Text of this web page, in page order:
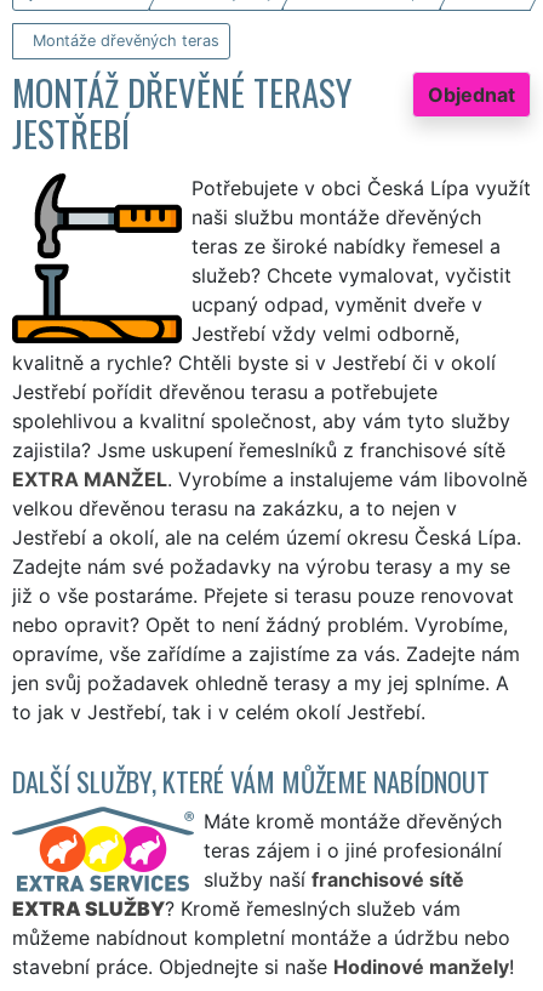
Montáže dřevěných teras
Objednat
MONTÁŽ DŘEVĚNÉ TERASY
JESTŘEBÍ
Potřebujete v obci Česká Lípa využít
naši službu montáže dřevěných
teras ze široké nabídky řemesel a
služeb? Chcete vymalovat, vyčistit
ucpaný odpad, vyměnit dveře v
Jestřebí vždy velmi odborně,
kvalitně a rychle? Chtěli byste si v Jestřebí či v okolí
Jestřebí pořídit dřevěnou terasu a potřebujete
spolehlivou a kvalitní společnost, aby vám tyto služby
zajistila? Jsme uskupení řemeslníků z franchisové sítě
EXTRA MANŽEL. Vyrobíme a instalujeme vám libovolně
velkou dřevěnou terasu na zakázku, a to nejen v
Jestřebí a okolí, ale na celém území okresu Česká Lípa.
Zadejte nám své požadavky na výrobu terasy a my se
již o vše postaráme. Přejete si terasu pouze renovovat
nebo opravit? Opět to není žádný problém. Vyrobíme,
opravíme, vše zařídíme a zajistíme za vás. Zadejte nám
jen svůj požadavek ohledně terasy a my jej splníme. A
to jak v Jestřebí, tak i v celém okolí Jestřebí.
DALŠÍ SLUŽBY, KTERÉ VÁM MŮŽEME NABÍDNOUT
Máte kromě montáže dřevěných
teras zájem i o jiné profesionální
služby naší franchisové sítě
EXTRA SLUŽBY? Kromě řemeslných služeb vám
můžeme nabídnout kompletní montáže a údržbu nebo
stavební práce. Objednejte si naše Hodinové manžely!